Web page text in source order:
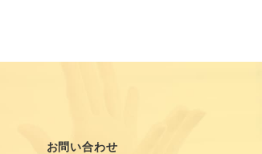
お問い合わせ